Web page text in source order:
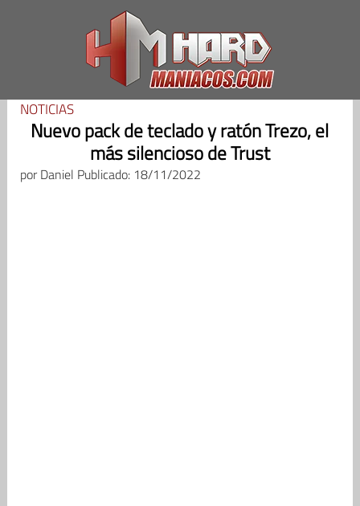
NOTICIAS
Nuevo pack de teclado y ratón Trezo, el
más silencioso de Trust
porDaniel Publicado: 18/11/2022